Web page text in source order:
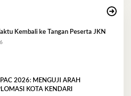
Kembali ke Tangan Peserta JKN
2026: MENGUJI ARAH
KOTA KENDARI